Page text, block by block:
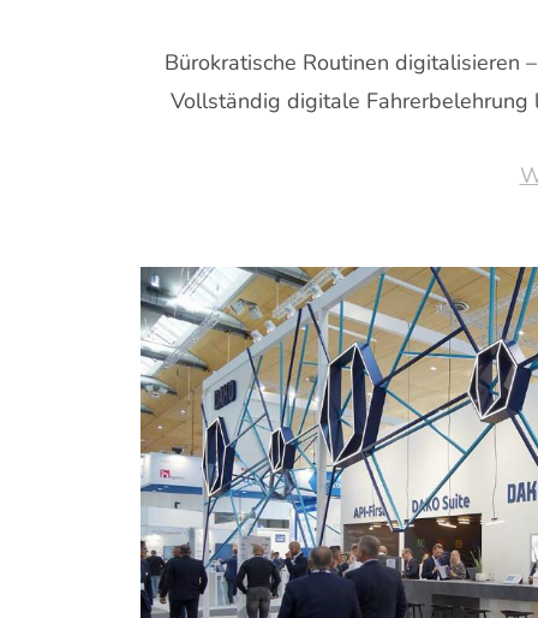
Bürokratische Routinen digitalisieren
Vollständig digitale